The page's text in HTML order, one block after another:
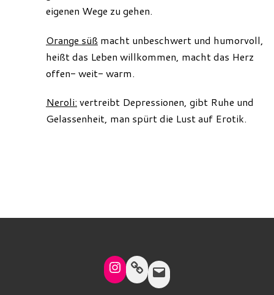
eigenen Wege zu gehen.
Orange süß macht unbeschwert und humorvoll,
heißt das Leben willkommen, macht das Herz
offen- weit- warm.
Neroli: vertreibt Depressionen, gibt Ruhe und
Gelassenheit, man spürt die Lust auf Erotik.
Instagram
LinkMail